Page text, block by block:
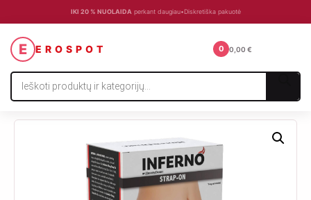
IKI 20 % NUOLAIDA perkant daugiau•Diskretiška pakuotė
E EROSPOT
Products
search
0 0,00 €